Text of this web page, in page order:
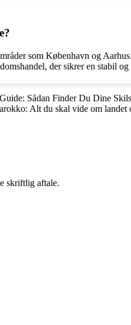
som København og
der sikrer en stabil
Guide: Sådan Finder Du Dine
Alt du skal vide om landet
skriftlig aftale.